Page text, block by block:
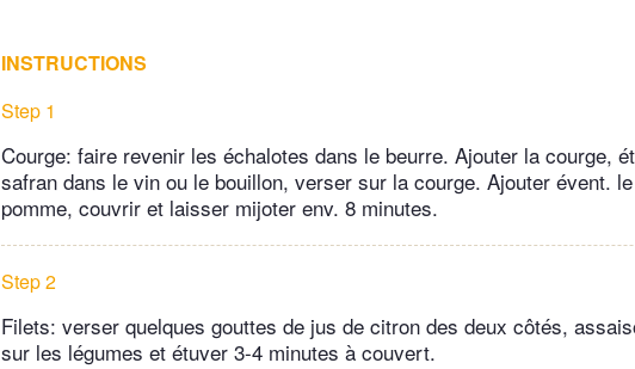
INSTRUCTIONS
Step 1
Courge: faire revenir les échalotes dans le beurre. Ajouter la courge,
safran dans le vin ou le bouillon, verser sur la courge. Ajouter évent.
pomme, couvrir et laisser mijoter env. 8 minutes.
Step 2
Filets: verser quelques gouttes de jus de citron des deux côtés,
sur les légumes et étuver 3-4 minutes à couvert.